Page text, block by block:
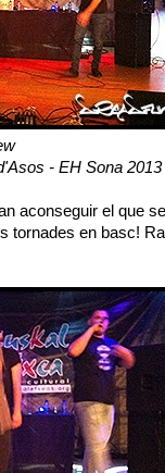
- EH Sona 2013
aconseguir el que
tornades en basc!